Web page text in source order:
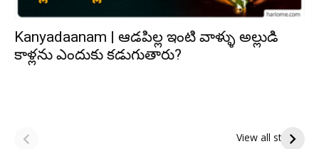
Kanyadaanam | ఆడపిల్ల ఇంటి వాళ్ళు అల్లుడి
కాళ్లను ఎందుకు కడుగుతారు?
View all stories
పితృదేవతల ఆశీర్వాదం
ఇంద్రకీలాద్రి గిరి ప్రదక్షిణ